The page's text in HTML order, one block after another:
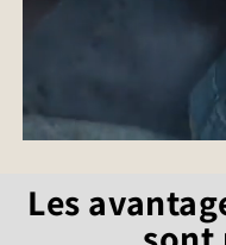
Les